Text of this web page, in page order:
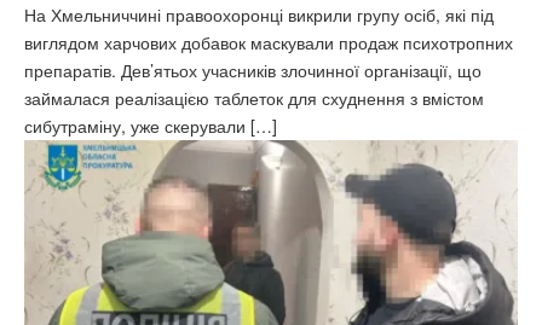
На Хмельниччині правоохоронці викрили групу осіб, які під
виглядом харчових добавок маскували продаж психотропних
препаратів. Дев’ятьох учасників злочинної організації, що
займалася реалізацією таблеток для схуднення з вмістом
сибутраміну, уже скерували […]